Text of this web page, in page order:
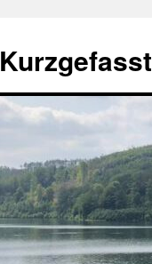
springen
Kurzgefasst